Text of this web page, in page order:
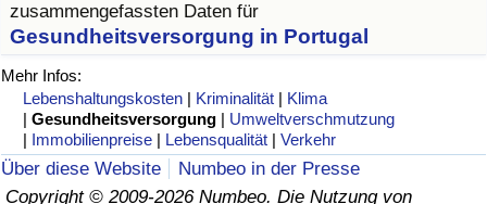
zusammengefassten Daten für
Gesundheitsversorgung in Portugal
Mehr Infos:
Lebenshaltungskosten | Kriminalität | Klima
|Gesundheitsversorgung | Umweltverschmutzung
| Immobilienpreise | Lebensqualität |Verkehr
Über diese Website
Numbeo in der Presse
Copyright © 2009-2026 Numbeo. Die Nutzung von
Lebenshaltungskosten-Index nach Land
in Akaba
Immobilienpreis-Index nach Land
Lebensqualitätsindex nach Land
Kriminalität
Kriminalitäts-Index (aktuell)
Kriminalitäts-Index